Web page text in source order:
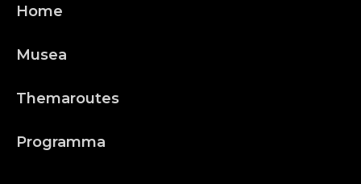
Home
Musea
Themaroutes
Programma